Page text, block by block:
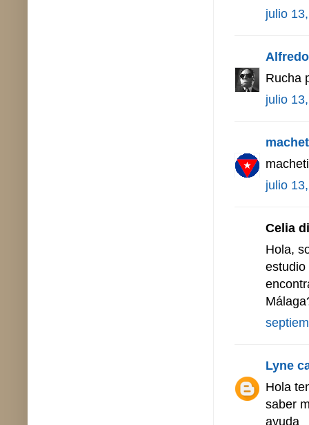
julio
Rucha
julio
julio
Celia
Hola,
estudio
Lyne
Hola
saber
ayuda